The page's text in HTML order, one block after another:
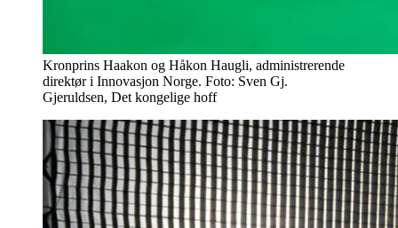
Kronprins Haakon og Håkon Haugli, administrerende
direktør i Innovasjon Norge. Foto: Sven Gj.
Gjeruldsen, Det kongelige hoff